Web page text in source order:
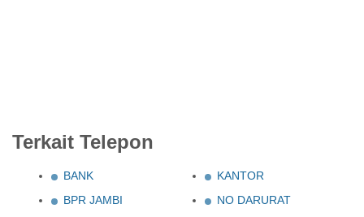
Terkait Telepon
BANK
BPR JAMBI
KANTOR
NO DARURAT